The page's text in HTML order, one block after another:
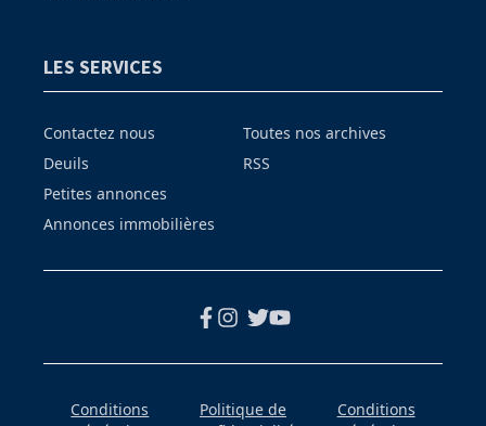
LES SERVICES
Contactez nous
Deuils
Petites annonces
Annonces immobilières
Toutes nos archives
RSS
Conditions
Politique de
Conditions